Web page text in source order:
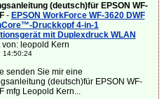
(deutsch)für EPSON WF-
- EPSON WorkForce WF-3620 DWF
Druckkopf 4-in-1
mit Duplexdruck WLAN
von: leopold Kern
14:50:24
senden Sie mir eine
(deutsch)für EPSON WF-
mfg Leopold Kern...